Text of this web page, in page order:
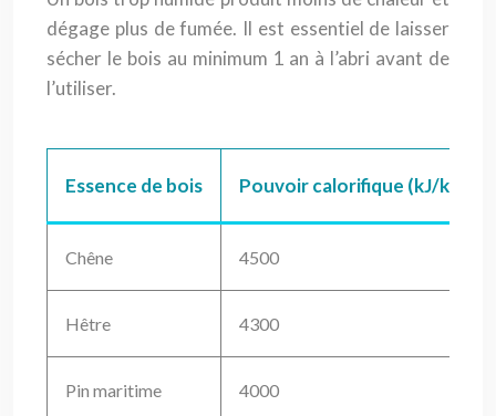
dégage plus de fumée. Il est essentiel de laisser
sécher le bois au minimum 1 an à l’abri avant de
l’utiliser.
Essence de bois Pouvoir calorifique (kJ/kg)
Chêne 4500
Hêtre 4300
Pin maritime 4000